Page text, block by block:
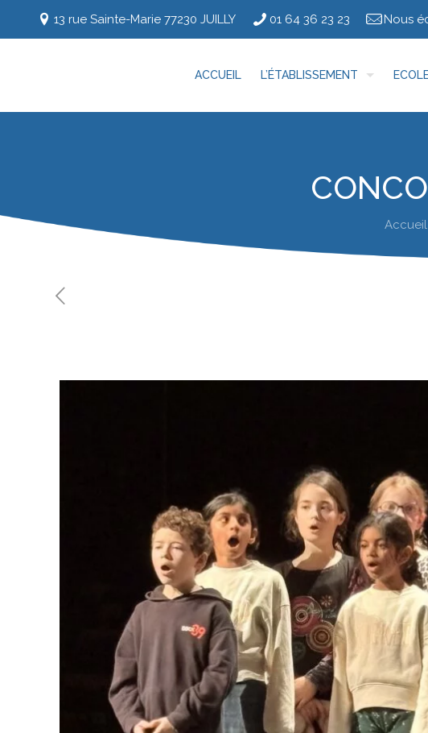
13 rue Sainte-Marie 77230 JUILLY 01 64 36 23 23 Nous
ACCUEIL L’ÉTABLISSEMENT
Accueil